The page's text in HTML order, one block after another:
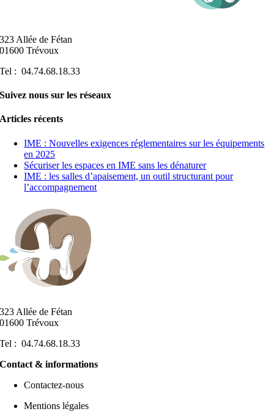
323 Allée de Fétan
01600 Trévoux
Tel : 04.74.68.18.33
Suivez nous sur les réseaux
Articles récents
IME : Nouvelles exigences réglementaires sur les équipements
en 2025
Sécuriser les espaces en IME sans les dénaturer
IME : les salles d’apaisement, un outil structurant pour
l’accompagnement
323 Allée de Fétan
01600 Trévoux
Tel : 04.74.68.18.33
Contact & informations
Contactez-nous
Mentions légales